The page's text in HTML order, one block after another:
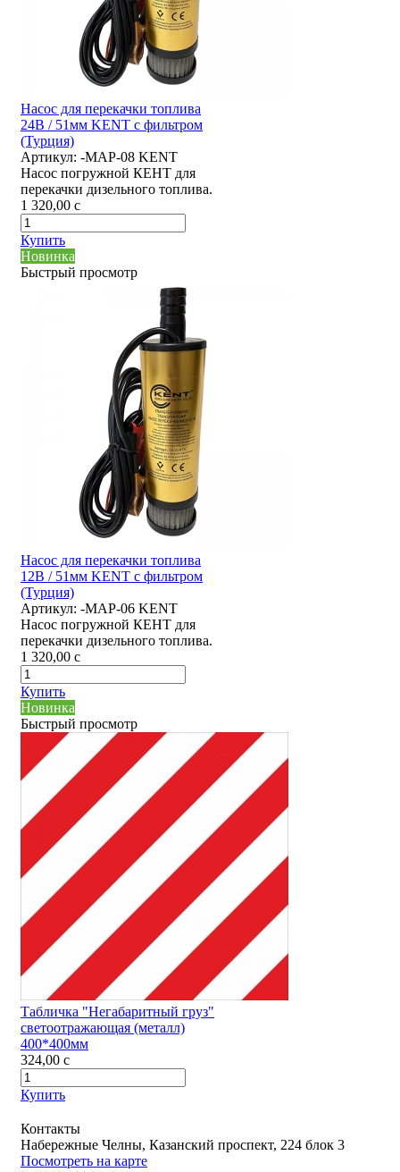
Насос для перекачки топлива
24В / 51мм KENT с фильтром
(Турция)
Артикул: -MAP-08 KENT
Насос погружной КЕНТ для
перекачки дизельного топлива.
1 320,00 c
Купить
Новинка
Быстрый просмотр
Насос для перекачки топлива
12В / 51мм KENT с фильтром
(Турция)
Артикул: -MAP-06 KENT
Насос погружной КЕНТ для
перекачки дизельного топлива.
1 320,00 c
Купить
Новинка
Быстрый просмотр
Табличка "Негабаритный груз"
светоотражающая (металл)
400*400мм
324,00 c
Купить
Контакты
Набережные Челны, Казанский проспект, 224 блок 3
Посмотреть на карте